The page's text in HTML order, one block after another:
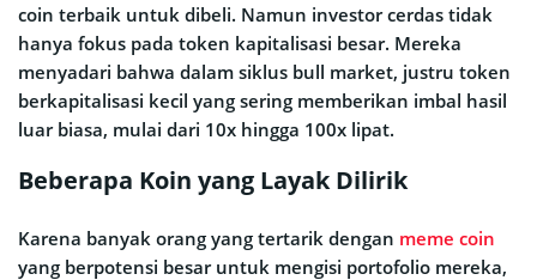
coin terbaik untuk dibeli. Namun investor cerdas tidak
hanya fokus pada token kapitalisasi besar. Mereka
menyadari bahwa dalam siklus bull market, justru token
berkapitalisasi kecil yang sering memberikan imbal hasil
luar biasa, mulai dari 10x hingga 100x lipat.
Beberapa Koin yang Layak Dilirik
Karena banyak orang yang tertarik dengan meme coin
yang berpotensi besar untuk mengisi portofolio mereka,